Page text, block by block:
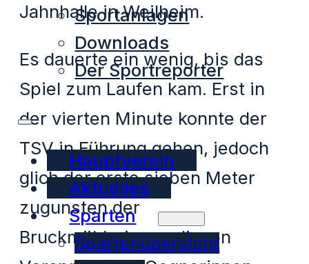
Sportanlagen
Downloads
Der Sportreporter
Hauptverein
Aktuelles
Sparten
Spartenübersicht
Jahnhalle in Weilheim.
Es dauerte ein wenig, bis das
Spiel zum Laufen kam. Erst in
der vierten Minute konnte der
TSV in Führung gehen, jedoch
glich der erste sieben Meter
zugunsten der
Bruckmühlerinnen diesen